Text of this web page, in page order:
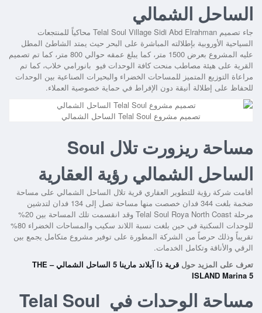
الساحل الشمالي
جاء تصميم Telal Soul Village Sidi Abd Elrahman محاكياً للمنتجعات
السياحية الأوروبية بإطلالته المباشرة على البحر حيث يمتد الشاطئ المطل
عليه المشروع بعرض 1500 متر، كما يبلغ عمقه حوالي 800 متر، كما تم تصميم
القرية على هيئة مصاطب منحت كافة الوحدات فيو بانورامي خلاب، كما تم
مراعاة التوزيع المتميز للمساحات الخضراء والبحيرات الصناعية بين الوحدات
للحفاظ على إطلالة أنيقة دون الإفراط في حماية خصوصية العملاء.
تصميم مشروع Telal Soul الساحل الشمالي
مساحة ريزورت تلال Soul
الساحل الشمالي رؤية العقارية
أقامت شركة رؤية للتطوير العقاري قرية تلال الساحل الشمالي على مساحة
ضخمة بلغت 344 فدان خصصت منها مساحة تصل إلى 134 فدان لتدشين
مرحلة Telal Soul Roya North Coast
وقد انقسمت تلك المساحة بين 20%
للوحدات السكنية في حين بلغت نسبة اللاند سكيب والمساحات الخضراء 80%
تقريباً وذلك حرصاً من الشركة المطورة على توفير مشروع متكامل يجمع بين
الرقي والأناقة وتكامل الخدمات.
تعرف على المزيد حول
قرية ذا آيلاند مارينا 5 الساحل الشمالي – THE
ISLAND Marina 5
مساحة الوحدات في Telal Soul